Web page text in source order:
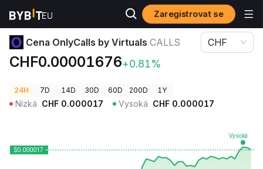
Zaregistrovat se
Ceny kryptoměn Cena OnlyCalls by Virtuals CALLS
Cena OnlyCalls by Virtuals CALLS
CHF0.00001676+0.81%
CHF
24H 7D 14D 30D 60D 200D 1Y
Nízká CHF 0.000017 Vysoká CHF 0.000017